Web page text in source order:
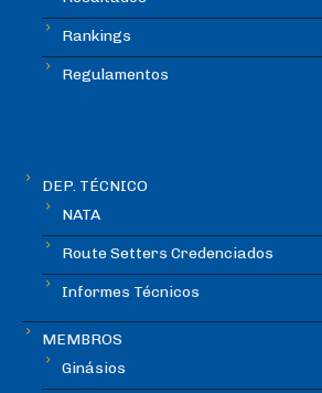
Rankings
Regulamentos
DEP. TÉCNICO
NATA
Route Setters Credenciados
Informes Técnicos
MEMBROS
Ginásios